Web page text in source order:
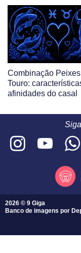
Combinação
Touro:
afinidades do casal
2026 © 9 Giga
Banco de imagens por